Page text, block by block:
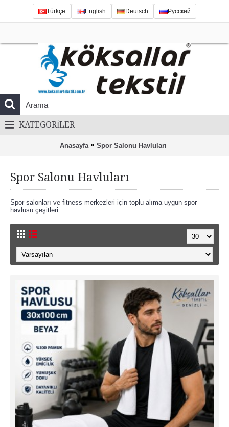
Türkçe English Deutsch Русский
KATEGORILER
Anasayfa » Spor Salonu Havluları
Spor Salonu Havluları
Spor salonları ve fitness merkezleri için toplu alıma uygun spor
havlusu çeşitleri.